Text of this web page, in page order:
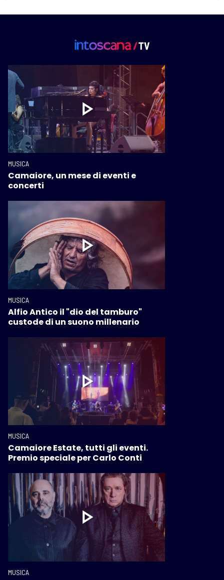
MUSICA
Camaiore, un mese di eventi e
concerti
MUSICA
Alfio Antico il "dio del tamburo"
custode di un suono millenario
MUSICA
Camaiore Estate, tutti gli eventi.
Premio speciale per Carlo Conti
MUSICA